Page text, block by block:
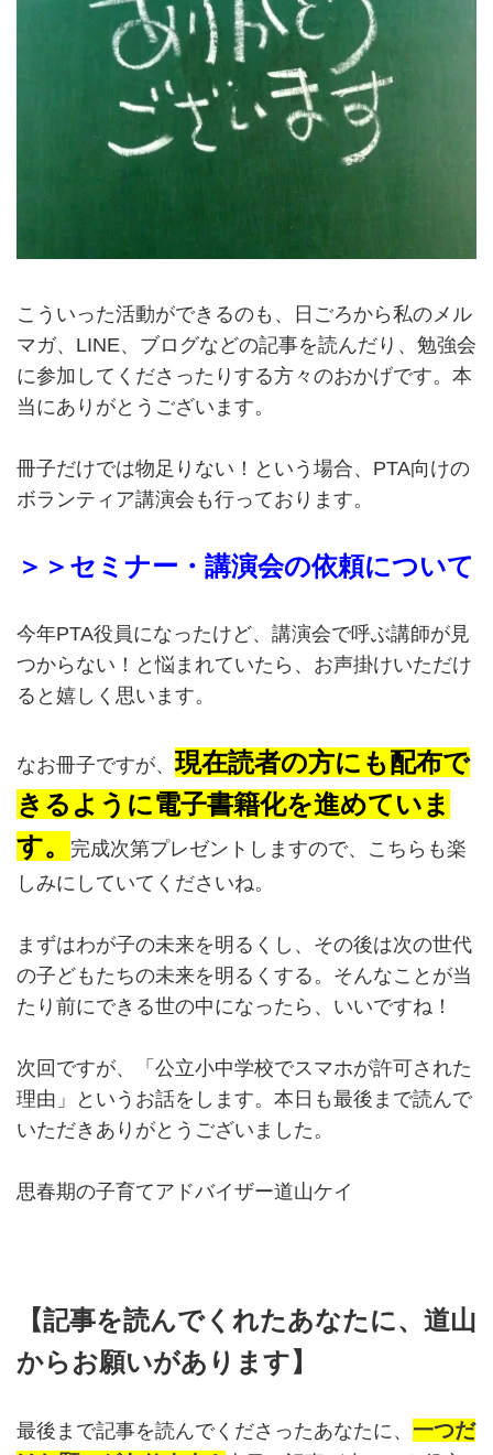
こういった活動ができるのも、日ごろから私のメル
マガ、LINE、ブログなどの記事を読んだり、勉強会
に参加してくださったりする方々のおかげです。本
当にありがとうございます。
冊子だけでは物足りない！という場合、PTA向けの
ボランティア講演会も行っております。
＞＞セミナー・講演会の依頼について
今年PTA役員になったけど、講演会で呼ぶ講師が見
つからない！と悩まれていたら、お声掛けいただけ
ると嬉しく思います。
なお冊子ですが、現在読者の方にも配布で
きるように電子書籍化を進めていま
す。
完成次第プレゼントしますので、こちらも楽
しみにしていてくださいね。
まずはわが子の未来を明るくし、その後は次の世代
の子どもたちの未来を明るくする。そんなことが当
たり前にできる世の中になったら、いいですね！
次回ですが、「公立小中学校でスマホが許可された
理由」というお話をします。本日も最後まで読んで
いただきありがとうございました。
思春期の子育てアドバイザー道山ケイ
【記事を読んでくれたあなたに、道山
からお願いがあります】
最後まで記事を読んでくださったあなたに、 一つだ